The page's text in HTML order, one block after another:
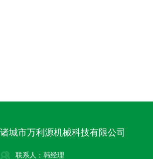
诸城市万利源机械科技有限公司
联系人：韩经理